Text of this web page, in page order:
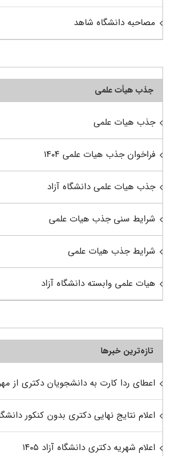
مصاحبه دانشگاه شاهد
جذب هیأت علمی
جذب هیات علمی
فراخوان جذب هیات علمی ۱۴۰۴
جذب هیات علمی دانشگاه آزاد
شرایط سنی جذب هیات علمی
شرایط جذب هیات علمی
هیات علمی وابسته دانشگاه آزاد
تازه‌ترین خبرها
اعطای ردا کارت به دانشجویان دکتری از مهر
اعلام نتایج نهایی دکتری بدون کنکور دانشگاه
اعلام شهریه دکتری دانشگاه آزاد ۱۴۰۵